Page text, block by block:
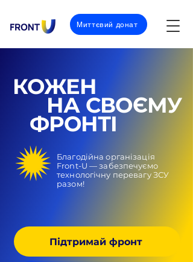
Миттєвий донат
КОЖЕН
НА СВОЄМУ
ФРОНТІ
Благодійна організація
Front-U — забезпечуємо
технологічну перевагу ЗСУ
разом!
Підтримай фронт